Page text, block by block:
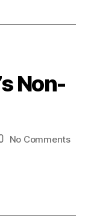
Non-
No Comments